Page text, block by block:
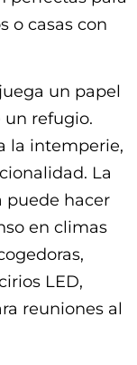
o casas con
un papel
refugio.
la intemperie,
La
puede hacer
en climas
LED,
reuniones al